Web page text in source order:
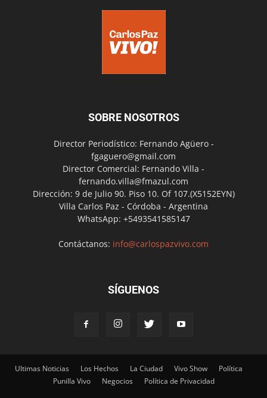
SOBRE NOSOTROS
Director Periodístico: Fernando Agüero -
fgaguero@gmail.com
Director Comercial: Fernando Villa -
fernando.villa@fmazul.com
Dirección: 9 de Julio 90. Piso 10. Of 107.(X5152EYN)
Villa Carlos Paz - Córdoba - Argentina
WhatsApp: +5493541585147
Contáctanos: info@carlospazvivo.com
SÍGUENOS
Ultimas Noticias Los Hechos La Ciudad Vivo Show
Política
Punilla Vivo
Negocios Política de Privacidad